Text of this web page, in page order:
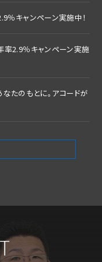
％キャンペーン実施中！
率2.9％キャンペーン実施
たのもとに。アコードが